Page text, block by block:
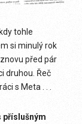
tohle
si minulý rok
před pár
druhou. Řeč
s Meta . . .
příslušným